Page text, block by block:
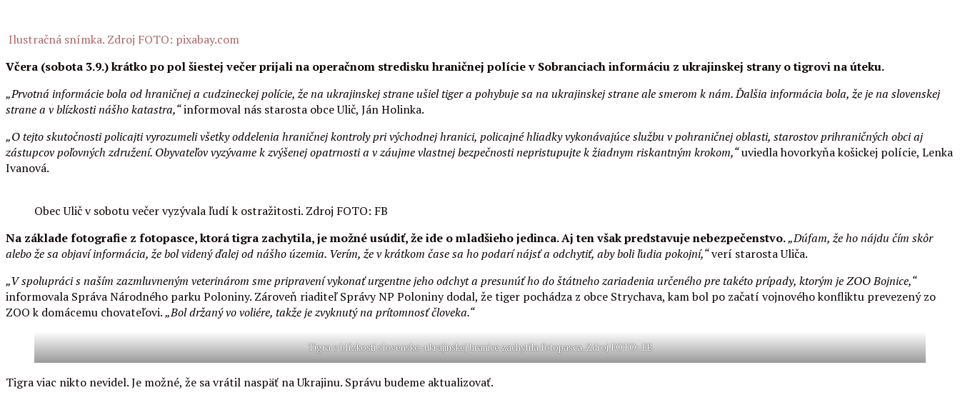
Ilustračná snímka. Zdroj FOTO: pixabay.com
Včera (sobota 3.9.) krátko po pol šiestej večer prijali na operačnom stredisku hraničnej polície v Sobranciach informáciu z ukrajinskej strany o tigrovi na úteku.
„Prvotná informácie bola od hraničnej a cudzineckej polície, že na ukrajinskej strane ušiel tiger a pohybuje sa na ukrajinskej strane ale smerom k nám. Ďalšia informácia bola, že je na slovenskej
strane a v blízkosti nášho katastra,“informoval nás starosta obce Ulič, Ján Holinka.
„O tejto skutočnosti policajti vyrozumeli všetky oddelenia hraničnej kontroly pri východnej hranici, policajné hliadky vykonávajúce službu v pohraničnej oblasti, starostov prihraničných obci aj
zástupcov poľovných združení. Obyvateľov vyzývame k zvýšenej opatrnosti a v záujme vlastnej bezpečnosti nepristupujte k žiadnym riskantným krokom,“uviedla hovorkyňa košickej polície, Lenka
Ivanová.
Obec Ulič v sobotu večer vyzývala ľudí k ostražitosti. Zdroj FOTO: FB
Na základe fotografie z fotopasce, ktorá tigra zachytila, je možné usúdiť, že ide o mladšieho jedinca. Aj ten však predstavuje nebezpečenstvo.„Dúfam, že ho nájdu čím skôr
alebo že sa objaví informácia, že bol videný ďalej od nášho územia. Verím, že v krátkom čase sa ho podarí nájsť a odchytiť, aby boli ľudia pokojní,“verí starosta Uliča.
„V spolupráci s naším zazmluvneným veterinárom sme pripravení vykonať urgentne jeho odchyt a presunúť ho do štátneho zariadenia určeného pre takéto prípady, ktorým je ZOO Bojnice,“
informovala Správa Národného parku Poloniny. Zároveň riaditeľ Správy NP Poloniny dodal, že tiger pochádza z obce Strychava, kam bol po začatí vojnového konfliktu prevezený zo
ZOO k domácemu chovateľovi.„Bol držaný vo voliére, takže je zvyknutý na prítomnosť človeka.“
Tigra v blízkosti slovensko-ukrajinskej hranice zachytila fotopasca. Zdroj FOTO: FB
Tigra viac nikto nevidel. Je možné, že sa vrátil naspäť na Ukrajinu. Správu budeme aktualizovať.